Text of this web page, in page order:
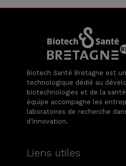
Biotech Santé Bretagne est
technologique dédié au
biotechnologies et de la
équipe accompagne les
laboratoires de recherche
d’innovation.
Liens utiles